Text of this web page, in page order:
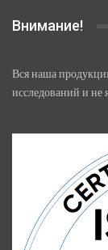
Внимание!
Вся наша
исследований и не